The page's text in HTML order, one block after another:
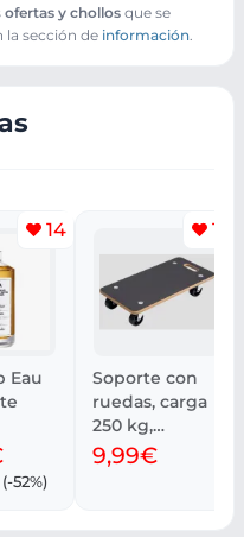
ofertas y chollos que se
la sección de información.
14
Eau
(-52%)
14
Soporte con
ruedas, carga
250 kg,
disponible
desde día 8.
9,99€